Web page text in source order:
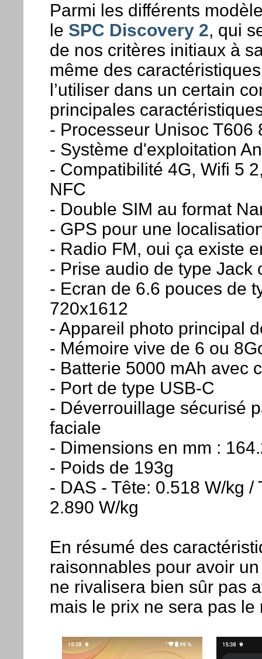
Parmi les différents
le SPC Discovery 2, qui
de nos critères initiaux à
même des
l’utiliser dans un certain
principales
- Processeur Unisoc
- Système d'exploitation
- Compatibilité 4G, Wifi 5
NFC
- Double SIM au format
- GPS pour une
- Radio FM, oui ça existe
- Prise audio de type Jack
- Ecran de 6.6 pouces de
720x1612
- Appareil photo principal
- Mémoire vive de 6 ou
- Batterie 5000 mAh avec
- Port de type USB-C
- Déverrouillage sécurisé
faciale
- Dimensions en mm :
- Poids de 193g
- DAS - Tête: 0.518 W/kg
2.890 W/kg
En résumé des
raisonnables pour avoir
ne rivalisera bien sûr pas
mais le prix ne sera pas le